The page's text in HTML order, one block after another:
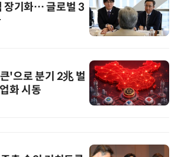
장기화… 글로벌 3
'으로 분기 2兆 벌
화 시동